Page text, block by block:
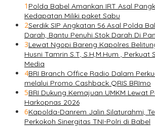
1 Polda Babel Amankan IRT Asal
Kedapatan Miliki paket Sabu
2Serdik SIP Angkatan 56 Asal Polda
Darah, Bantu Penuhi Stok Darah Di
3Lewat Ngopi Bareng Kapolres
Husni Tamrin S.T, S.H,M.Hum ,
Media
4BRI Branch Office Radio Dalam
melalui Promo Cashback QRIS BRImo
5BRI Dukung Kemajuan UMKM Lewat
Harkopnas 2026
6Kapolda-Danrem Jalin Silaturahmi,
Perkokoh Sinergitas TNI-Polri di Babel